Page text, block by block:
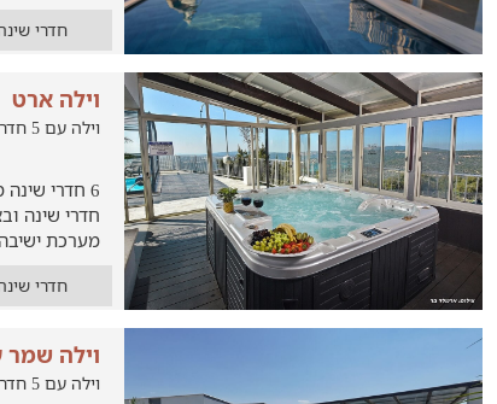
חדרי
וילה ארט
וילה עם 5 חדרי שינה ומעלה בצפון, שתולה
מערכת ישיבה
חדרי
וילה שמר
וילה עם 5 חדרי שינה ומעלה בצפון, ירדנה